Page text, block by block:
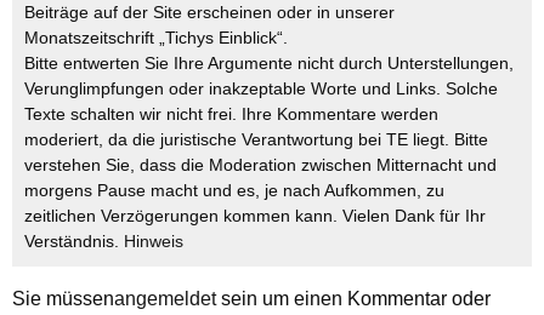
Beiträge auf der Site erscheinen oder in unserer
Monatszeitschrift „Tichys Einblick“.
Bitte entwerten Sie Ihre Argumente nicht durch Unterstellungen,
Verunglimpfungen oder inakzeptable Worte und Links. Solche
Texte schalten wir nicht frei. Ihre Kommentare werden
moderiert, da die juristische Verantwortung bei TE liegt. Bitte
verstehen Sie, dass die Moderation zwischen Mitternacht und
morgens Pause macht und es, je nach Aufkommen, zu
zeitlichen Verzögerungen kommen kann. Vielen Dank für Ihr
Verständnis. Hinweis
Sie müssenangemeldetsein um einen Kommentar oder